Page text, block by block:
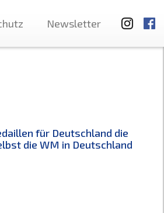
Newsletter
für Deutschland die
die WM in Deutschland